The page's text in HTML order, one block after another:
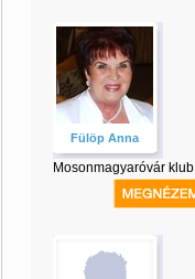
Fülöp Anna
Mosonmagyaróvár klub